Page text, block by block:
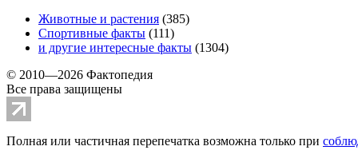
Животные и растения (385)
Спортивные факты (111)
и другие интересные факты (1304)
© 2010—2026 Фактопедия
Все права защищены
Полная или частичная перепечатка возможна только при